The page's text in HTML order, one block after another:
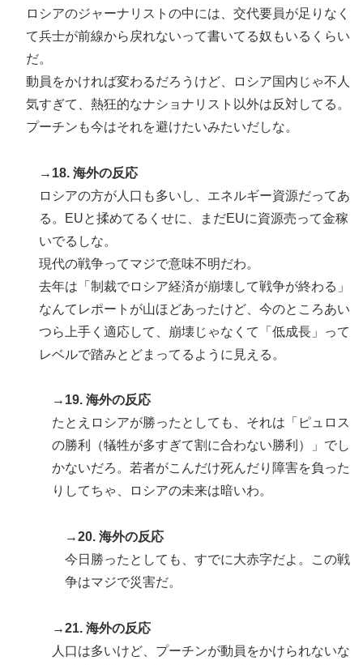
ロシアのジャーナリストの中には、交代要員が足りなく
て兵士が前線から戻れないって書いてる奴もいるくらい
だ。
動員をかければ変わるだろうけど、ロシア国内じゃ不人
気すぎて、熱狂的なナショナリスト以外は反対してる。
プーチンも今はそれを避けたいみたいだしな。
→18. 海外の反応
ロシアの方が人口も多いし、エネルギー資源だってあ
る。EUと揉めてるくせに、まだEUに資源売って金稼
いでるしな。
現代の戦争ってマジで意味不明だわ。
去年は「制裁でロシア経済が崩壊して戦争が終わる」
なんてレポートが山ほどあったけど、今のところあい
つら上手く適応して、崩壊じゃなくて「低成長」って
レベルで踏みとどまってるように見える。
→19. 海外の反応
たとえロシアが勝ったとしても、それは「ピュロス
の勝利（犠牲が多すぎて割に合わない勝利）」でし
かないだろ。若者がこんだけ死んだり障害を負った
りしてちゃ、ロシアの未来は暗いわ。
→20. 海外の反応
今日勝ったとしても、すでに大赤字だよ。この戦
争はマジで災害だ。
→21. 海外の反応
人口は多いけど、プーチンが動員をかけられないな